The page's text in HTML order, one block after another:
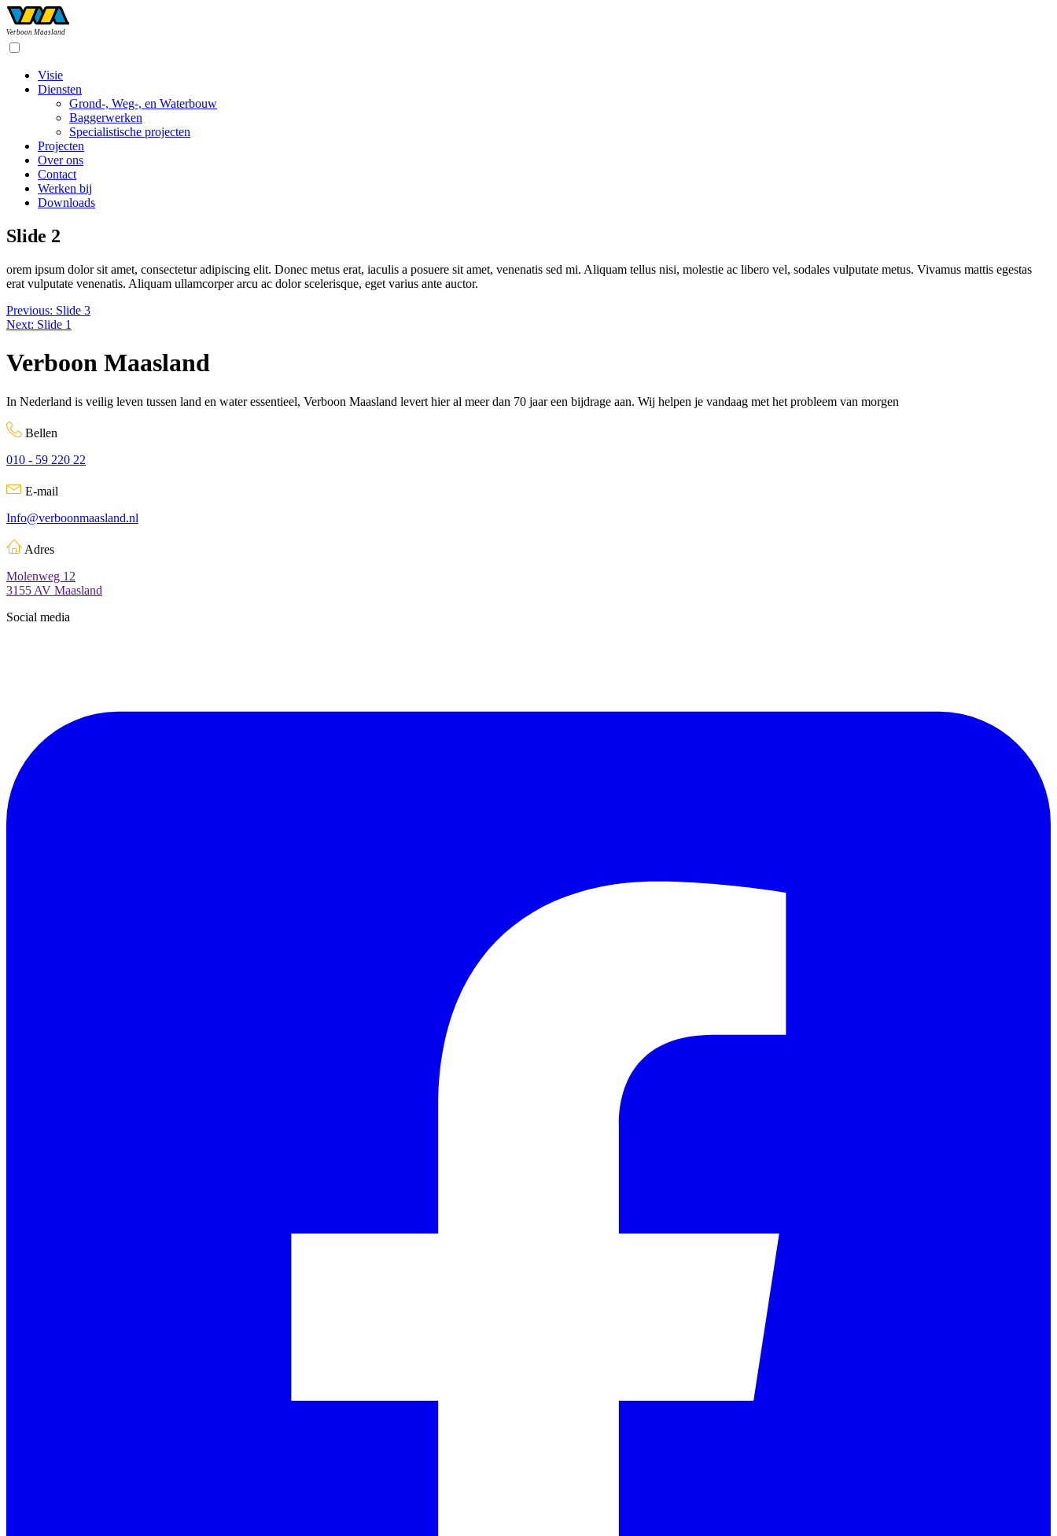
Verboon Maasland
Visie
Diensten
Grond-, Weg-, en Waterbouw
Baggerwerken
Specialistische projecten
Projecten
Over ons
Contact
Werken bij
Downloads
Slide 2
orem ipsum dolor sit amet, consectetur adipiscing elit. Donec metus erat, iaculis a posuere sit amet, venenatis sed mi. Aliquam tellus nisi, molestie ac libero vel, sodales vulputate metus. Vivamus mattis egestas
erat vulputate venenatis. Aliquam ullamcorper arcu ac dolor scelerisque, eget varius ante auctor.
Bericht
navigatie
Previous: Slide 3
Next: Slide 1
Verboon Maasland
In Nederland is veilig leven tussen land en water essentieel, Verboon Maasland levert hier al meer dan 70 jaar een bijdrage aan. Wij helpen je vandaag met het probleem van morgen
Bellen
010 - 59 220 22
E-mail
Info@verboonmaasland.nl
Adres
Molenweg 12
3155 AV Maasland
Social media